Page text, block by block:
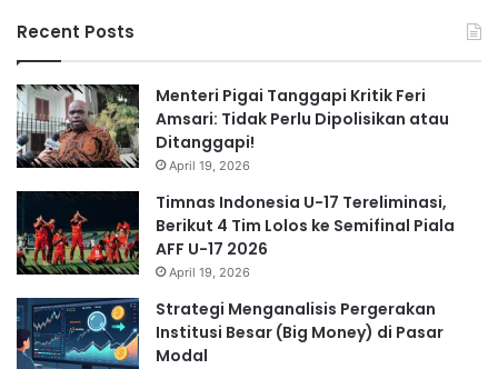
Recent Posts
Menteri Pigai Tanggapi Kritik Feri
Amsari: Tidak Perlu Dipolisikan atau
Ditanggapi!
April 19, 2026
Timnas Indonesia U-17 Tereliminasi,
Berikut 4 Tim Lolos ke Semifinal Piala
AFF U-17 2026
April 19, 2026
Strategi Menganalisis Pergerakan
Institusi Besar (Big Money) di Pasar
Modal